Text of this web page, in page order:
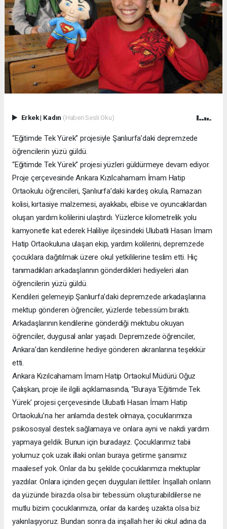
Erkek| Kadın (Haberi Sesli Oku)
“Eğitimde Tek Yürek” projesiyle Şanlıurfa’daki depremzede
öğrencilerin yüzü güldü.
“Eğitimde Tek Yürek” projesi yüzleri güldürmeye devam ediyor.
Proje çerçevesinde Ankara Kızılcahamam İmam Hatip
Ortaokulu öğrencileri, Şanlıurfa’daki kardeş okula, Ramazan
kolisi, kırtasiye malzemesi, ayakkabı, elbise ve oyuncaklardan
oluşan yardım kolilerini ulaştırdı. Yüzlerce kilometrelik yolu
kamyonetle kat ederek Haliliye ilçesindeki Ulubatlı Hasan İmam
Hatip Ortaokuluna ulaşan ekip, yardım kolilerini, depremzede
çocuklara dağıtılmak üzere okul yetkililerine teslim etti. Hiç
tanımadıkları arkadaşlarının gönderdikleri hediyeleri alan
öğrencilerin yüzü güldü.
Kendileri gelemeyip Şanlıurfa’daki depremzede arkadaşlarına
mektup gönderen öğrenciler, yüzlerde tebessüm bıraktı.
Arkadaşlarının kendilerine gönderdiği mektubu okuyan
öğrenciler, duygusal anlar yaşadı. Depremzede öğrenciler,
Ankara’dan kendilerine hediye gönderen akranlarına teşekkür
etti.
Ankara Kızılcahamam İmam Hatip Ortaokul Müdürü Oğuz
Çalışkan, proje ile ilgili açıklamasında, “Buraya ‘Eğitimde Tek
Yürek’ projesi çerçevesinde Ulubatlı Hasan İmam Hatip
Ortaokulu’na her anlamda destek olmaya, çocuklarımıza
psikososyal destek sağlamaya ve onlara ayni ve nakdi yardım
yapmaya geldik. Bunun için buradayız. Çocuklarımız tabii
yolumuz çok uzak illaki onları buraya getirme şansımız
maalesef yok. Onlar da bu şekilde çocuklarımıza mektuplar
yazdılar. Onlara içinden geçen duyguları ilettiler. İnşallah onların
da yüzünde birazda olsa bir tebessüm oluşturabildilerse ne
mutlu bizim çocuklarımıza, onlar da kardeş uzakta olsa biz
yakınlaşıyoruz. Bundan sonra da inşallah her iki okul adına da